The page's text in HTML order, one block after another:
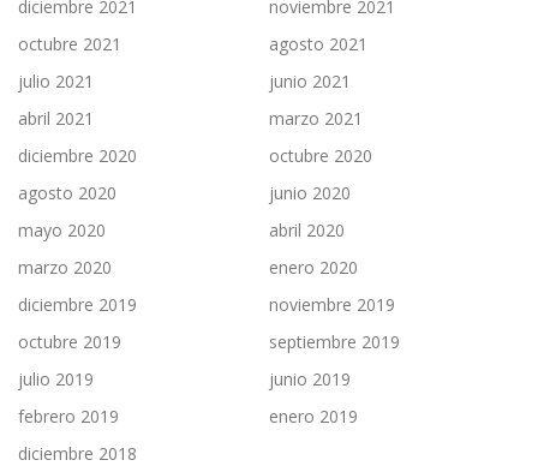
diciembre 2021
noviembre 2021
octubre 2021
agosto 2021
julio 2021
junio 2021
abril 2021
marzo 2021
diciembre 2020
octubre 2020
agosto 2020
junio 2020
mayo 2020
abril 2020
marzo 2020
enero 2020
diciembre 2019
noviembre 2019
octubre 2019
septiembre 2019
julio 2019
junio 2019
febrero 2019
enero 2019
diciembre 2018